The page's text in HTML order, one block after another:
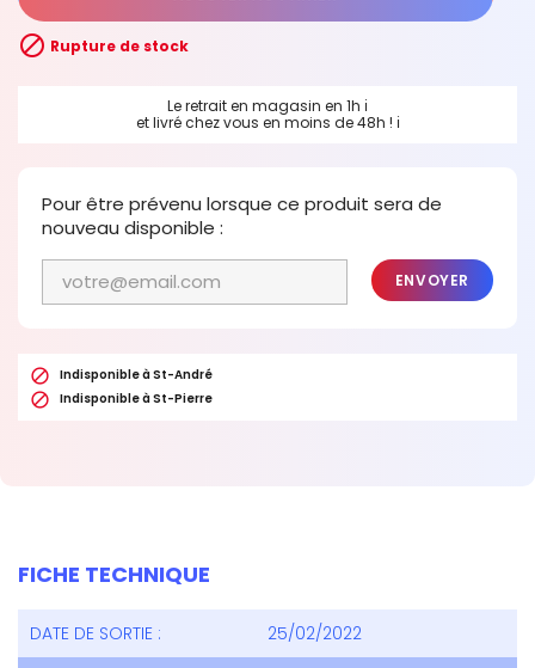
 Rupture de stock
Le retrait en magasin en 1h ℹ
et livré chez vous en moins de 48h ! ℹ
Pour être prévenu lorsque ce produit sera de
nouveau disponible :
ENVOYER
 Indisponible à St-André
 Indisponible à St-Pierre
FICHE TECHNIQUE
DATE DE SORTIE :
25/02/2022